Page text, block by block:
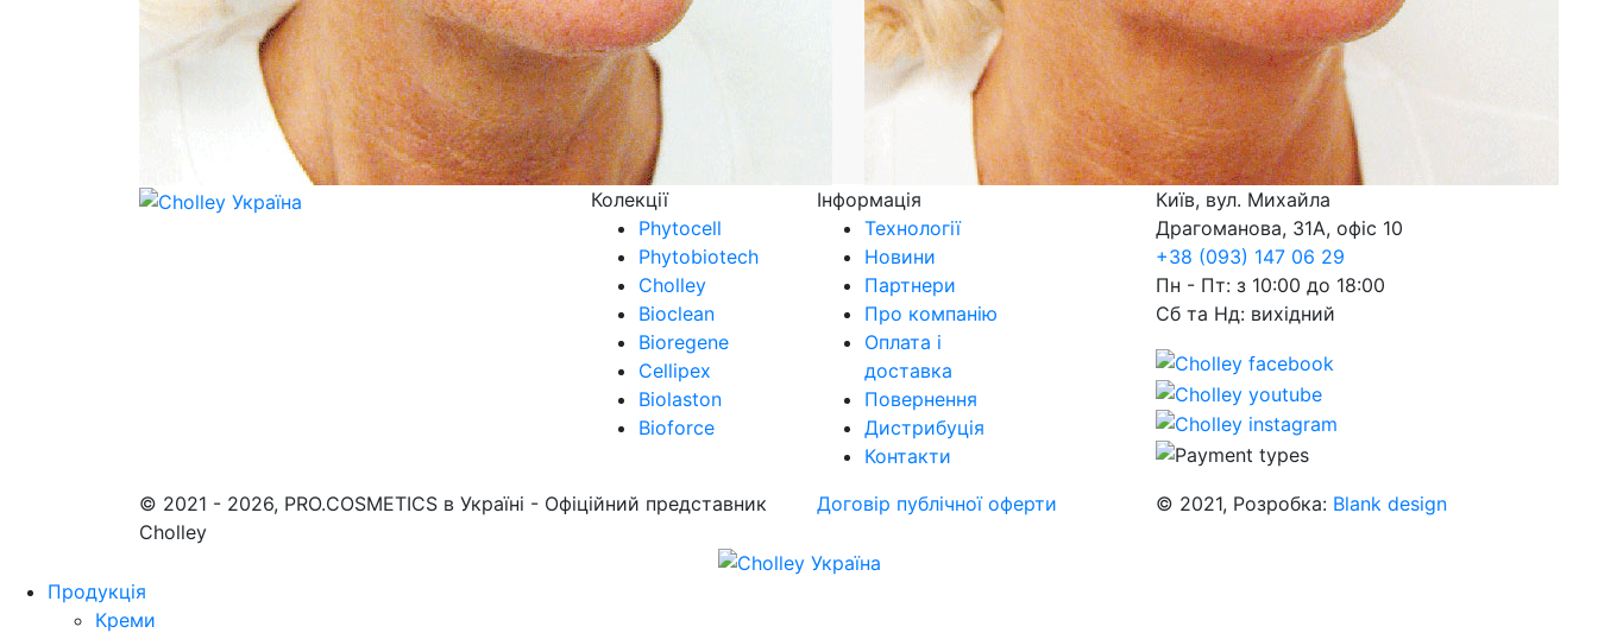
Колекції
Phytocell
Phytobiotech
Cholley
Bioclean
Bioregene
Cellipex
Biolaston
Bioforce
Інформація
Технології
Новини
Партнери
Про компанію
Оплата і
доставка
Повернення
Дистрибуція
Контакти
Київ, вул. Михайла
Драгоманова, 31А, офіс 10
+38 (093) 147 06 29
Пн - Пт: з 10:00 до 18:00
Сб та Нд: вихідний
© 2021 - 2026, PRO.COSMETICS в Україні - Офіційний представник
Cholley
Договір публічної оферти © 2021, Розробка: Blank design
Продукція
Креми